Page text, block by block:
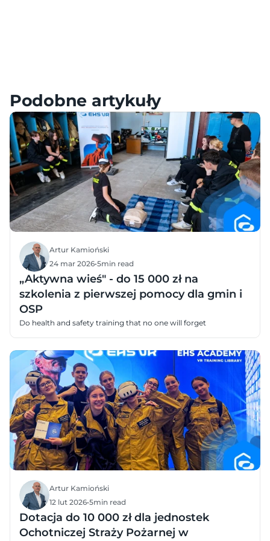
Podobne artykuły
Artur Kamioński
24 mar 2026•5min read
„Aktywna wieś" - do 15 000 zł na
szkolenia z pierwszej pomocy dla gmin i
OSP
Do health and safety training that no one will forget
Artur Kamioński
12 lut 2026•5min read
Dotacja do 10 000 zł dla jednostek
Ochotniczej Straży Pożarnej w